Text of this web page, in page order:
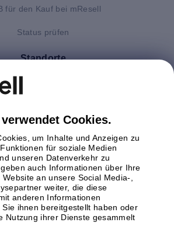
für den Kauf bei mResell
Status prüfen
Standorte
Deutschland
Italien
Polen
Schweden
Spanien
Österreich
Cookies.
um Inhalte und Anzeigen zu
für soziale Medien
unseren Datenverkehr zu
auch Informationen über Ihre
an unsere Social Media-,
weiter, die diese
anderen Informationen
ihnen bereitgestellt haben oder
Nutzung ihrer Dienste gesammelt